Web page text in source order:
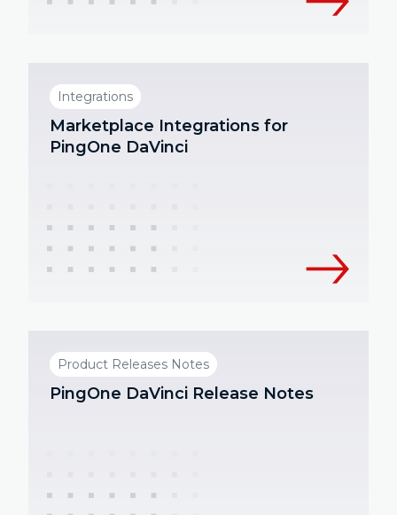
Integrations
Marketplace Integrations for
PingOne DaVinci
Product Releases Notes
PingOne DaVinci Release Notes